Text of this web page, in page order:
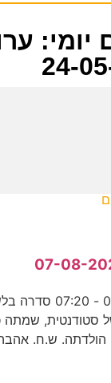
יומי:
העדים - מוות מתוק
סטודנטית,